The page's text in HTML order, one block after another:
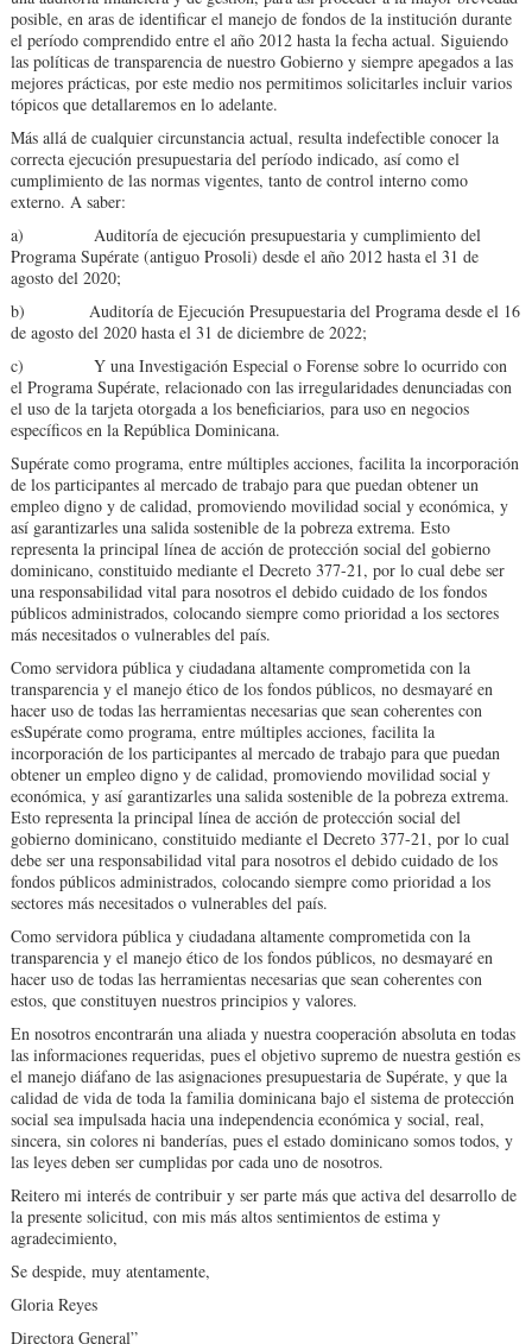
posible, en aras de identificar el manejo de fondos de la institución durante
el período comprendido entre el año 2012 hasta la fecha actual. Siguiendo
las políticas de transparencia de nuestro Gobierno y siempre apegados a las
mejores prácticas, por este medio nos permitimos solicitarles incluir varios
tópicos que detallaremos en lo adelante.
Más allá de cualquier circunstancia actual, resulta indefectible conocer la
correcta ejecución presupuestaria del período indicado, así como el
cumplimiento de las normas vigentes, tanto de control interno como
externo. A saber:
a) Auditoría de ejecución presupuestaria y cumplimiento del
Programa Supérate (antiguo Prosoli) desde el año 2012 hasta el 31 de
agosto del 2020;
b) Auditoría de Ejecución Presupuestaria del Programa desde el 16
de agosto del 2020 hasta el 31 de diciembre de 2022;
c) Y una Investigación Especial o Forense sobre lo ocurrido con
el Programa Supérate, relacionado con las irregularidades denunciadas con
el uso de la tarjeta otorgada a los beneficiarios, para uso en negocios
específicos en la República Dominicana.
Supérate como programa, entre múltiples acciones, facilita la incorporación
de los participantes al mercado de trabajo para que puedan obtener un
empleo digno y de calidad, promoviendo movilidad social y económica, y
así garantizarles una salida sostenible de la pobreza extrema. Esto
representa la principal línea de acción de protección social del gobierno
dominicano, constituido mediante el Decreto 377-21, por lo cual debe ser
una responsabilidad vital para nosotros el debido cuidado de los fondos
públicos administrados, colocando siempre como prioridad a los sectores
más necesitados o vulnerables del país.
Como servidora pública y ciudadana altamente comprometida con la
transparencia y el manejo ético de los fondos públicos, no desmayaré en
hacer uso de todas las herramientas necesarias que sean coherentes con
esSupérate como programa, entre múltiples acciones, facilita la
incorporación de los participantes al mercado de trabajo para que puedan
obtener un empleo digno y de calidad, promoviendo movilidad social y
económica, y así garantizarles una salida sostenible de la pobreza extrema.
Esto representa la principal línea de acción de protección social del
gobierno dominicano, constituido mediante el Decreto 377-21, por lo cual
debe ser una responsabilidad vital para nosotros el debido cuidado de los
fondos públicos administrados, colocando siempre como prioridad a los
sectores más necesitados o vulnerables del país.
Como servidora pública y ciudadana altamente comprometida con la
transparencia y el manejo ético de los fondos públicos, no desmayaré en
hacer uso de todas las herramientas necesarias que sean coherentes con
estos, que constituyen nuestros principios y valores.
En nosotros encontrarán una aliada y nuestra cooperación absoluta en todas
las informaciones requeridas, pues el objetivo supremo de nuestra gestión es
el manejo diáfano de las asignaciones presupuestaria de Supérate, y que la
calidad de vida de toda la familia dominicana bajo el sistema de protección
social sea impulsada hacia una independencia económica y social, real,
sincera, sin colores ni banderías, pues el estado dominicano somos todos, y
las leyes deben ser cumplidas por cada uno de nosotros.
Reitero mi interés de contribuir y ser parte más que activa del desarrollo de
la presente solicitud, con mis más altos sentimientos de estima y
agradecimiento,
Se despide, muy atentamente,
Gloria Reyes
Directora General”